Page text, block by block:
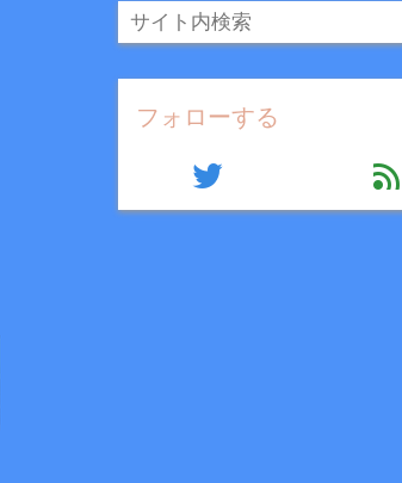
フォローする
twitter feed